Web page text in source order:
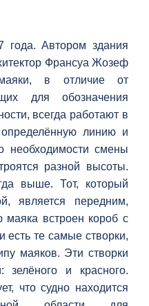
года. Автором здания
Франсуа Жозеф
в отличие от
для обозначения
всегда работают в
линию и
необходимости смены
разной высоты.
выше. Тот, который
является передним,
встроен короб с
есть те самые створки,
маяков. Эти створки
зелёного и красного.
что судно находится